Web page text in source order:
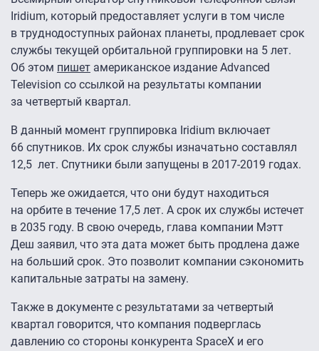
Iridium, который предоставляет услуги в том числе
в труднодоступных районах планеты, продлевает срок
службы текущей орбитальной группировки на 5 лет.
Об этом пишет американское издание Advanced
Television со ссылкой на результаты компании
за четвертый квартал.
В данный момент группировка Iridium включает
66 спутников. Их срок службы изначатьно составлял
12,5 лет. Спутники были запущены в 2017-2019 годах.
Теперь же ожидается, что они будут находиться
на орбите в течение 17,5 лет. А срок их службы истечет
в 2035 году. В свою очередь, глава компании Мэтт
Деш заявил, что эта дата может быть продлена даже
на больший срок. Это позволит компании сэкономить
капитальные затраты на замену.
Также в документе с результатами за четвертый
квартал говорится, что компания подверглась
давлению со стороны конкурента SpaceX и его